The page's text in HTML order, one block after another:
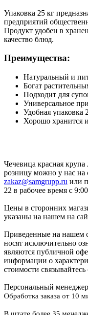
Упаковка 25 кг
предприятий
Продукт удобен в
качество блюд.
Преимущества:
Натуральный и
Богат
Подходит для
Универсальное
Удобная упаковка
Хорошо хранится
Чечевица красная
розницу можно у нас на
zakaz@samgrupp.ru или
22 в рабочее время с
Цены в сторонних
указаны на нашем на
Приведенные на нашем
носят исключительно
являются публичной
информации о
стоимости
Персональный менеджер
Обработка заказа от 10